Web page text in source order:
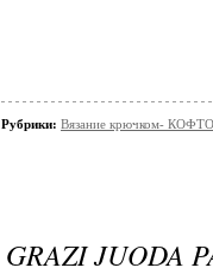
Рубрики: Вязание крючком-
GRAZI JUODA